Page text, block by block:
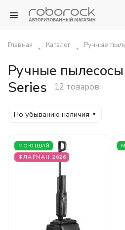
Главная Каталог Ручные
Ручные
Series
12 товаров
По убыванию наличия
МОЮЩИЙ
ФЛАГМАН 2026